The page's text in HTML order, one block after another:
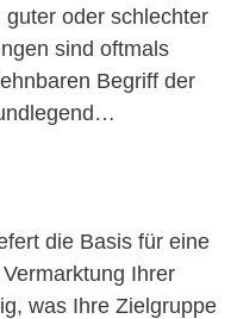
oder schlechter
sind oftmals
Begriff der
die Basis für eine
Ihrer
was Ihre Zielgruppe